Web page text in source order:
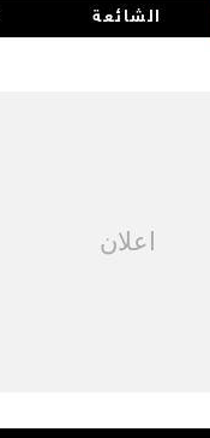
الشائعة
اعلان